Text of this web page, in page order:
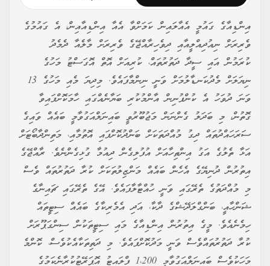
އިންޑިއާގެ ގައުމީ އެއާލައިން ކަމަށްވާ އެއާ އިންޑިއާއިން، އެ ގައުމުގެ
ވެރިރަށް ނިއުދިއްލީއާއި ދިވެހިރާއްޖޭގެ ވެރިރަށް މާލެއާ ދެމެދު
ކުރަމުން އައި ސީދާ ދަތުރުތައް، ކުރިއަށް އޮތް އޮގަސްޓު މަހުގެ
ނިޔަލަށް މެދުކަނޑާލުމަށް ވަނީ ނިންމާފައެވެ. މިދިޔަ މެއި މަހުގެ 13
ވަނަ ދުވަހު އެ ކުންފުނިން އާންމުކުރި ބަޔާނެއްގައި ހާމަކޮށްފައިވާ
ގޮތުން، މި ބަދަލު ގެންނަން މަޖުބޫރުވީ ބައިނަލްއަގުވާމީ ބައެއް ވައިގެ
ސަރަހައްދުތައް ދިގު މުއްދަތަކަށް ބަންދުކޮށްފައި އޮތުމާއި، މަތިންދާބޯޓަށް
އަޅާ ތެލުގެ އަގު އިންތިހާއަށް އުފުލިގެން ދިއުމާ ގުޅިގެންނެވެ. ރާއްޖޭގެ
އިތުރުން ދުނިޔޭގެ އެހެން ބައެއް މަންޒިލުތަކަށް ކުރާ ދަތުރުތައް ވެސް
މި މުއްދަތުގެ ތެރޭގައި ވަނީ ހުއްޓާލާފައެވެ. އޭގެ ތެރޭގައި ޗައިނާގެ
ޝަންހާއީ، ބަންގްލަދޭޝްގެ ދާކާ، އަދި އެމެރިކާގެ ބައެއް ސިޓީތައް
ހިމެނެއެވެ. މީގެ އިތުރުން އިންޑިއާގެ މައި ސިޓީތަކުން ސިންގަޕޫރަށް
ކުރާ ދަތުރުތައްވެސް ވަނީ މަދުކޮށްފައެވެ. މި ދަތިތަކާއެކުވެސް، ކޮންމެ
މަހަކުވެސް ބައިނަލްއަގުވާމީ 1،200 ފްލައިޓު އޮޕަރޭޓުކުރާނެކަމުގެ